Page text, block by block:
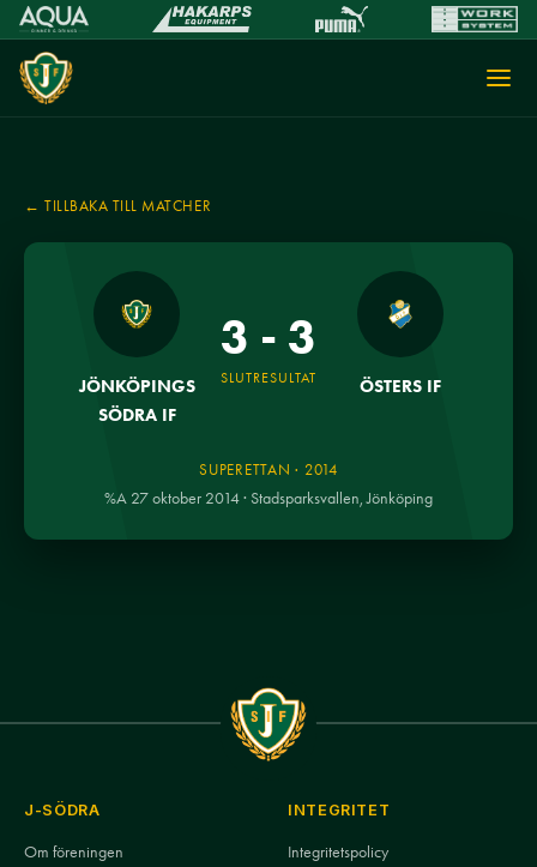
← TILLBAKA TILL MATCHER
JÖNKÖPINGS
SÖDRA IF
3 - 3
SLUTRESULTAT ÖSTERS IF
SUPERETTAN · 2014
%A 27 oktober 2014 · Stadsparksvallen, Jönköping
J-SÖDRA
Om föreningen
INTEGRITET
Integritetspolicy